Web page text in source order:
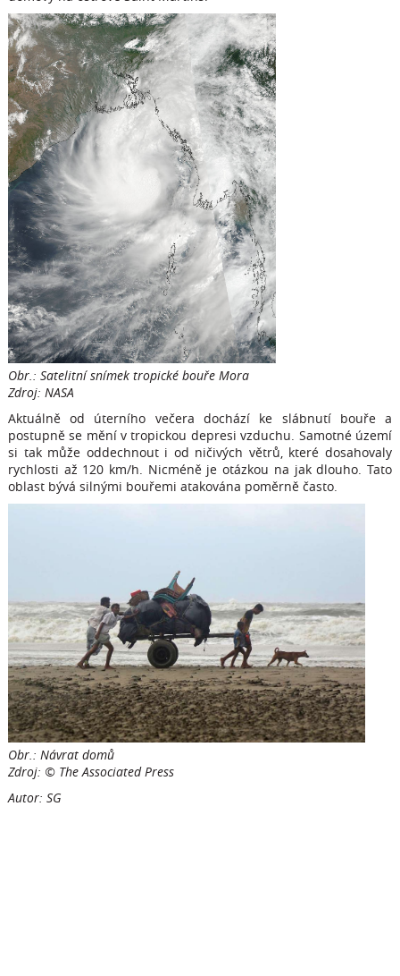
Obr.: Satelitní snímek tropické bouře Mora
Zdroj: NASA
Aktuálně od úterního večera dochází ke slábnutí bouře a
postupně se mění v tropickou depresi vzduchu. Samotné území
si tak může oddechnout i od ničivých větrů, které dosahovaly
rychlosti až 120 km/h. Nicméně je otázkou na jak dlouho. Tato
oblast bývá silnými bouřemi atakována poměrně často.
Obr.: Návrat domů
Zdroj: © The Associated Press
Autor: SG